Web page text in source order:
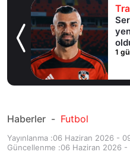
1
Haberler - Futbol
Yayınlanma :06 Haziran 2026 -
Güncellenme :06 Haziran 2026 -